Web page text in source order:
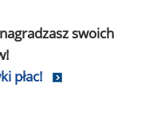
swoich
płac!